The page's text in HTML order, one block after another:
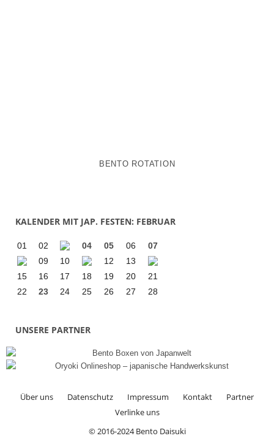
BENTO ROTATION
KALENDER MIT JAP. FESTEN: FEBRUAR
01 02 04 05 06
07
09
10 12
13
15
16 17 18 19 20
21
22
23 24 25 26 27 28
UNSERE PARTNER
Über uns Datenschutz Impressum Kontakt
Partner
Verlinke uns
© 2016-2024 Bento Daisuki